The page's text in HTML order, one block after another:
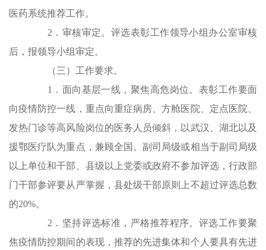
医药系统推荐工作。
2．审核审定。评选表彰工作领导小组办公室审核
后，报领导小组审定。
（三）工作要求。
1．面向基层一线，聚焦高危岗位。表彰工作要面
向疫情防控一线，重点向重症病房、方舱医院、定点医院、
发热门诊等高风险岗位的医务人员倾斜，以武汉、湖北以及
援鄂医疗队为重点，兼顾全国。副司局级或相当于副司局级
以上单位和干部、县级以上党委或政府不参加评选，行政部
门干部参评要从严掌握，县处级干部原则上不超过评选总数
的20%。
2．坚持评选标准，严格推荐程序。评选工作要聚
焦疫情防控期间的表现，推荐的先进集体和个人要具有先进